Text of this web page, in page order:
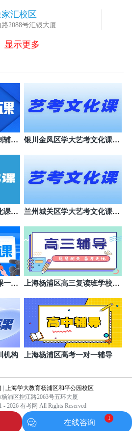
家汇校区
2088号汇银大厦
汶水东校区
政通校区
区和平公园校区
号五环大厦
新区世纪公园校区
显示更多
辅导
银川金凤区学大艺考文化课机
课培
兰州城关区学大艺考文化课班
一对
上海杨浦区高三复读班学校推
机构 上海杨浦区高考一对一辅导
| 上海学大教育杨浦区和平公园校区
浦区控江路2063号五环大厦
- 2026 有考网 All Rights Reserved
在线咨询
1